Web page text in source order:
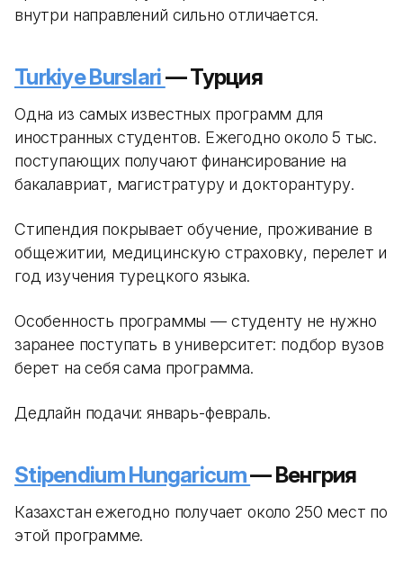
внутри направлений сильно отличается.
Turkiye Burslari— Турция
Одна из самых известных программ для
иностранных студентов. Ежегодно около 5 тыс.
поступающих получают финансирование на
бакалавриат, магистратуру и докторантуру.
Стипендия покрывает обучение, проживание в
общежитии, медицинскую страховку, перелет и
год изучения турецкого языка.
Особенность программы — студенту не нужно
заранее поступать в университет: подбор вузов
берет на себя сама программа.
Дедлайн подачи: январь-февраль.
Stipendium Hungaricum— Венгрия
Казахстан ежегодно получает около 250 мест по
этой программе.